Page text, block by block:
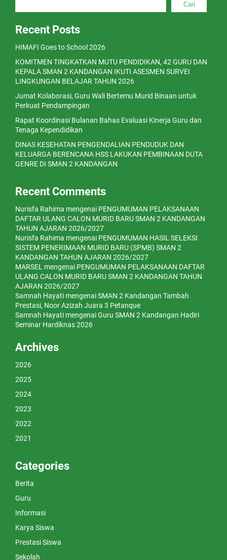
Cari
Recent Posts
HIMAFI Goes to School 2026
KOMITMEN TINGKATKAN MUTU PENDIDIKAN, 42 GURU DAN
KEPALA SMAN 2 KANDANGAN IKUTI ASESMEN SURVEI
LINGKUNGAN BELAJAR TAHUN 2026
Jumat Kolaborasi, Guru Wali Bertemu Murid Binaan untuk
Perkuat Pendampingan
Rapat Koordinasi Bulanan Bahas Evaluasi Kinerja Guru dan
Tenaga Kependidikan
DINAS KESEHATAN PENGENDALIAN PENDUDUK DAN
KELUARGA BERENCANA HSS LAKUKAN PEMBINAAN DUTA
GENRE DI SMAN 2 KANDANGAN
Recent Comments
Nurisfa Rahima mengenai PENGUMUMAN PELAKSANAAN
DAFTAR ULANG CALON MURID BARU SMAN 2 KANDANGAN
TAHUN AJARAN 2026/2027
Nurisfa Rahima mengenai PENGUMUMAN HASIL SELEKSI
SISTEM PENERIMAAN MURID BARU (SPMB) SMAN 2
KANDANGAN TAHUN AJARAN 2026/2027
MARSEL mengenai PENGUMUMAN PELAKSANAAN DAFTAR
ULANG CALON MURID BARU SMAN 2 KANDANGAN TAHUN
AJARAN 2026/2027
Samnah Hayati mengenaiSMAN 2 Kandangan Tambah
Prestasi, Noor Azizah Juara 3 Petanque
Samnah Hayati mengenaiGuru SMAN 2 Kandangan Hadiri
Seminar Hardiknas 2026
Archives
2026
2025
2024
2023
2022
2021
Categories
Berita
Guru
Informasi
Karya Siswa
Prestasi Siswa
Sekolah